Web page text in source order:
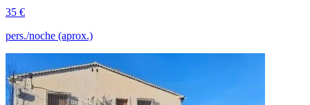
35 €
pers./noche (aprox.)